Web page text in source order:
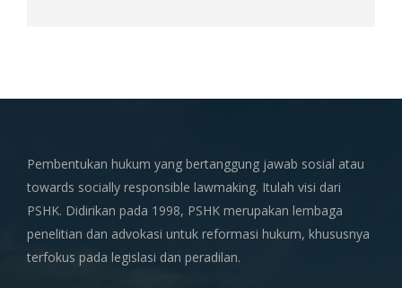
Pembentukan hukum yang bertanggung jawab sosial atau
towards socially responsible lawmaking. Itulah visi dari
PSHK. Didirikan pada 1998, PSHK merupakan lembaga
penelitian dan advokasi untuk reformasi hukum, khususnya
terfokus pada legislasi dan peradilan.